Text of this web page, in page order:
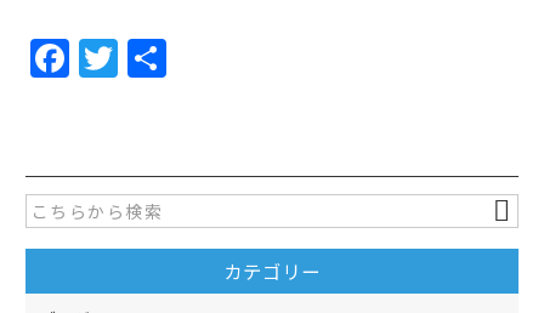
F
e
b
o
o
T
er
カテゴリー